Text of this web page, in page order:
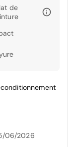
de
06/2026